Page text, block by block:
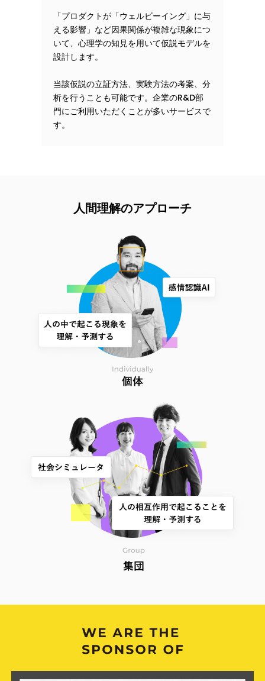
「プロダクトが「ウェルビーイング」に与
える影響」など因果関係が複雑な現象につ
いて、心理学の知見を用いて仮説モデルを
設計します。
当該仮説の立証方法、実験方法の考案、分
析を行うことも可能です。企業のR&D部
門にご利用いただくことが多いサービスで
す。
人間理解のアプローチ